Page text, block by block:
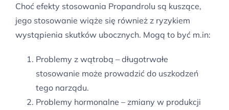
Choć efekty stosowania Propandrolu są kuszące,
jego stosowanie wiąże się również z ryzykiem
wystąpienia skutków ubocznych. Mogą to być m.in:
Problemy z wątrobą – długotrwałe
stosowanie może prowadzić do uszkodzeń
tego narządu.
Problemy hormonalne – zmiany w produkcji